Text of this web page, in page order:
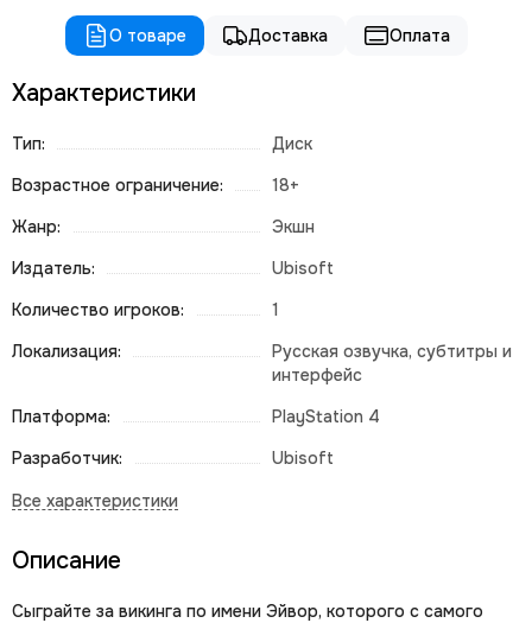
О товаре Доставка Оплата
Характеристики
Тип:
Диск
Возрастное ограничение:
18+
Жанр:
Экшн
Издатель:
Ubisoft
Количество игроков:
1
Локализация:
Русская озвучка, субтитры и
интерфейс
Платформа:
PlayStation 4
Разработчик:
Ubisoft
Описание
Сыграйте за викинга по имени Эйвор, которого с самого